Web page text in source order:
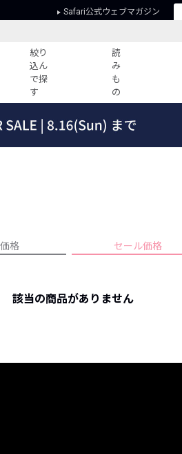
Safari公式ウェブマガジン
絞り
込ん
で探
す
読
み
も
の
プライバシーポリシー
格 セール価格
該当の商品がありません